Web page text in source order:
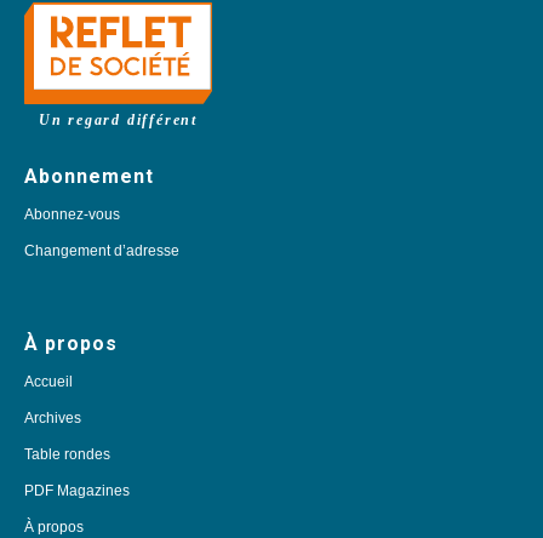
Un regard différent
Abonnement
Abonnez-vous
Changement d’adresse
À propos
Accueil
Archives
Table rondes
PDF Magazines
À propos